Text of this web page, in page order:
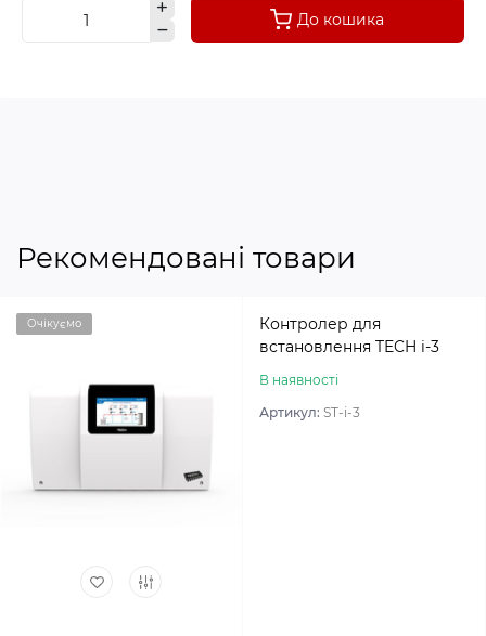
До кошика
Рекомендовані товари
Очікуємо
Контролер для
встановлення TECH i-3
В наявності
Артикул: ST-i-3